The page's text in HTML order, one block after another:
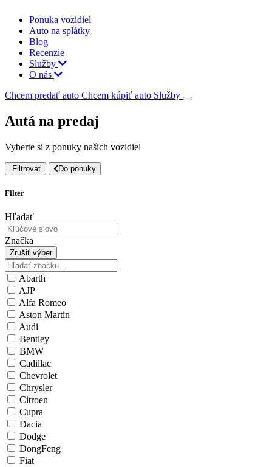
Ponuka vozidiel
Auto na splátky
Blog
Recenzie
Služby
O nás
Chcem predať auto Chcem kúpiť auto Služby
Autá na predaj
Vyberte si z ponuky našich vozidiel
Filtrovať Do ponuky
Filter
Hľadať
Značka
Zrušiť výber
Abarth
AJP
Alfa Romeo
Aston Martin
Audi
Bentley
BMW
Cadillac
Chevrolet
Chrysler
Citroen
Cupra
Dacia
Dodge
DongFeng
Fiat